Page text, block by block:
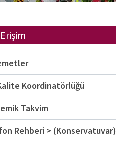
Erişim
Koordinatörlüğü
Takvim
Rehberi > (Konservatuvar)